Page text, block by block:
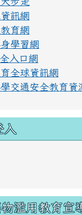
訊網
育網
學習網
入口網
全球資訊網
交通安全教育資
入
濫用教育宣